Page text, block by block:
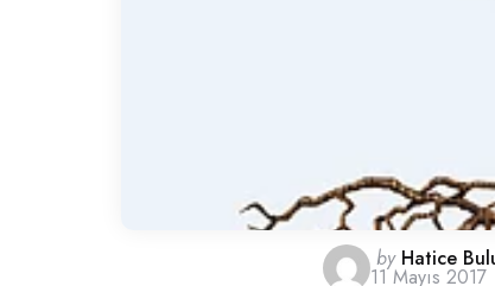
Posted
by Hatice
11 Mayıs 2017